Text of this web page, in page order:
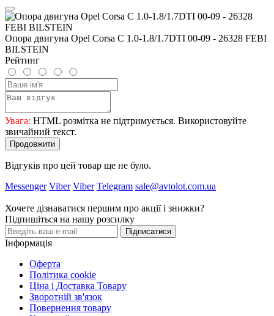
Опора двигуна Opel Corsa C 1.0-1.8/1.7DTI 00-09 - 26328 FEBI
BILSTEIN
Рейтинг
Увага: HTML розмітка не підтримується. Використовуйте
звичайний текст.
Продовжити
Відгуків про цей товар ще не було.
Messenger Viber Viber Telegram sale@avtolot.com.ua
Хочете дізнаватися першим про акції і знижки?
Підпишіться на нашу розсилку
Підписатися
Інформація
Оферта
Політика cookie
Ціна і Доставка Товару
Зворотній зв'язок
Повернення товару